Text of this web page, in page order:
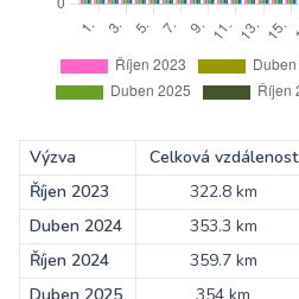
Výzva Celková vzdálenost
Říjen 2023
322.8 km
Duben 2024 353.3 km
Říjen 2024 359.7 km